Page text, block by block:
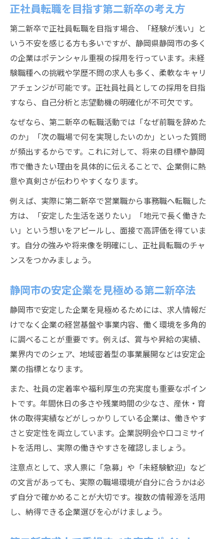
正社員転職を目指す第二新卒の考え方
第二新卒で正社員転職を目指す場合、「経験が浅い」と
いう不安を感じる方も多いですが、静岡県静岡市の多く
の企業はポテンシャル重視の採用を行っています。未経
験職種への挑戦や学歴不問の求人も多く、柔軟なキャリ
アチェンジが可能です。正社員社員としての採用を目指
すなら、自己分析と志望動機の明確化が不可欠です。
なぜなら、第二新卒の転職活動では「なぜ前職を辞めた
のか」「次の職場で何を実現したいのか」といった質問
が頻出するからです。これに対して、将来の目標や静岡
市で働きたい理由を具体的に伝えることで、企業側に熱
意や真剣さが伝わりやすくなります。
例えば、実際に第二新卒で営業職から事務職へ転職した
方は、「安定した生活を送りたい」「地元で長く働きた
い」という想いをアピールし、面接で高評価を得ていま
す。自分の強みや将来像を明確にし、正社員転職のチャ
ンスをつかみましょう。
静岡市の安定企業を見極める第二新卒法
静岡市で安定した企業を見極めるためには、求人情報だ
けでなく企業の経営基盤や事業内容、働く環境を多角的
に調べることが重要です。例えば、賞与や昇給の実績、
業界内でのシェア、地域密着型の事業展開などは安定企
業の指標となります。
また、社員の定着率や福利厚生の充実度も重要なポイン
トです。年間休日の多さや残業時間の少なさ、産休・育
休の取得実績などがしっかりしている企業は、働きやす
さと安定性を両立しています。企業説明会や口コミサイ
トを活用し、実際の働きやすさを確認しましょう。
注意点として、求人票に「急募」や「未経験歓迎」など
の文言があっても、実際の職場環境が自分に合うかは必
ず自分で確かめることが大切です。複数の情報源を活用
し、納得できる企業選びを心がけましょう。